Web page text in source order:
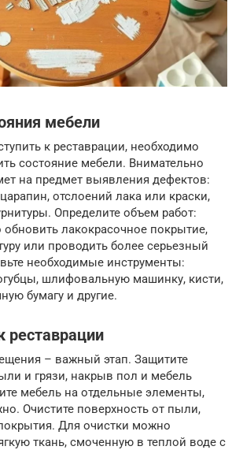
мебели
к реставрации, необходимо
состояние мебели. Внимательно
на предмет выявления дефектов:
отслоений лака или краски,
Определите объем работ:
лакокрасочное покрытие,
или проводить более серьезный
необходимые инструменты:
шлифовальную машинку, кисти,
бумагу и другие.
реставрации
– важный этап. Защитите
и грязи, накрыв пол и мебель
мебель на отдельные элементы,
Очистите поверхность от пыли,
Для очистки можно
ткань, смоченную в теплой воде с